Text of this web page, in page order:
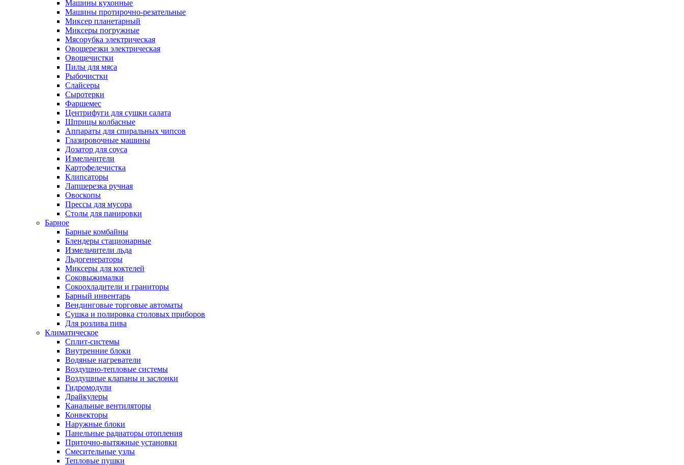
Машины кухонные
Машины протирочно-резательные
Миксер планетарный
Миксеры погружные
Мясорубка электрическая
Овощерезки электрическая
Овощечистки
Пилы для мяса
Рыбочистки
Слайсеры
Сыротерки
Фаршемес
Центрифуги для сушки салата
Шприцы колбасные
Аппараты для спиральных чипсов
Глазировочные машины
Дозатор для соуса
Измельчители
Картофелечистка
Клипсаторы
Лапшерезка ручная
Овоскопы
Прессы для мусора
Столы для панировки
Барное
Барные комбайны
Блендеры стационарные
Измельчители льда
Льдогенераторы
Миксеры для коктелей
Соковыжималки
Сокоохладители и граниторы
Барный инвентарь
Вендинговые торговые автоматы
Сушка и полировка столовых приборов
Для розлива пива
Климатическое
Сплит-системы
Внутренние блоки
Водяные нагреватели
Воздушно-тепловые системы
Воздушные клапаны и заслонки
Гидромодули
Драйкулеры
Канальные вентиляторы
Конвекторы
Наружные блоки
Панельные радиаторы отопления
Приточно-вытяжные установки
Смесительные узлы
Тепловые пушки